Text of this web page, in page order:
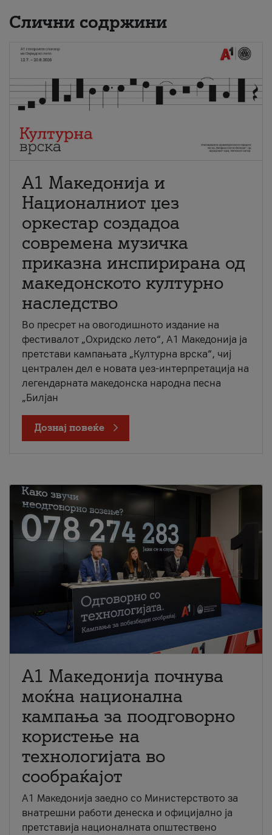
Слични содржини
А1 Македонија и
Националниот џез
оркестар создадоа
современа музичка
приказна инспирирана од
македонското културно
наследство
Во пресрет на овогодишното издание на
фестивалот „Охридско лето“, А1 Македонија ја
претстави кампањата „Културна врска“, чиј
централен дел е новата џез-интерпретација на
легендарната македонска народна песна
„Билјан
Дознај повеќе
A1 Македонија почнува
моќна национална
кампања за поодговорно
користење на
технологијата во
сообраќајот
A1 Македонија заедно со Министерството за
внатрешни работи денеска и официјално ја
претставија националната општествено